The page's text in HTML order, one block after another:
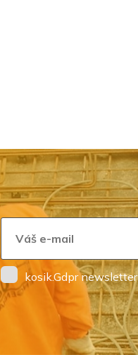
kosik.Gdpr newsletter